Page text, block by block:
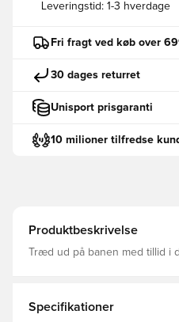
Leveringstid: 1-3 hverdage
Fri fragt ved køb over
30 dages returret
Unisport prisgaranti
10 milioner tilfredse
Produktbeskrivelse
Træd ud på banen med tillid i
hurtigtørrende
væk fra kroppen og holder dig
Specifikationer